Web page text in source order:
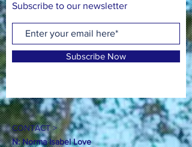
Subscribe to our newsletter
Subscribe Now
CONTACT >
N: Norma Isabel Love